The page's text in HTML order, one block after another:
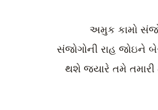
અમુક કામો
સંજોગોની રાહ જોઇને
થશે જયારે તમે